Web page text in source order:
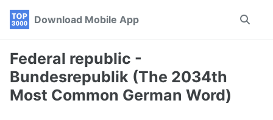
Skip
navigation
Skip
Skip
Download Mobile App
Toggle
Federal republic -
Bundesrepublik (The 2034th
Most Common German Word)